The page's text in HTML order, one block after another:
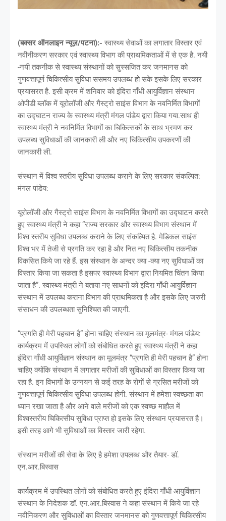
(बक्सर ऑनलाइन न्यूज़/पटना):- स्वास्थ्य सेवाओं का लगातार विस्तार एवं
नवीनीकरण सरकार एवं स्वास्थ्य विभाग की प्राथमिकताओं में से एक है. नयी
-नयी तकनीक से स्वास्थ्य संस्थानों को सुस्सजित कर जनमानस को
गुणवत्तापूर्ण चिकित्सीय सुविधा ससमय उपलब्ध हो सके इसके लिए सरकार
प्रयासरत है. इसी क्रम में शनिवार को इंदिरा गाँधी आयुर्विज्ञान संस्थान
ओपीडी ब्लॉक में यूरोलॉजी और गैस्ट्रो साइंस विभाग के नवनिर्मित विभागों
का उद्घाटन राज्य के स्वास्थ्य मंत्री मंगल पांडेय द्वारा किया गया.साथ ही
स्वास्थ्य मंत्री ने नवनिर्मित विभागों का चिकित्सकों के साथ भ्रमण कर
उपलब्ध सुविधाओं की जानकारी ली और नए चिकित्सीय उपकरणों की
जानकारी ली.
संस्थान में विश्व स्तरीय सुविधा उपलब्ध कराने के लिए सरकार संकल्पित:
मंगल पांडेय:
यूरोलॉजी और गैस्ट्रो साइंस विभाग के नवनिर्मित विभागों का उद्घाटन करते
हुए स्वास्थ्य मंत्री ने कहा “राज्य सरकार और स्वास्थ्य विभाग संस्थान में
विश्व स्तरीय सुविधा उपलब्ध कराने के लिए संकल्पित है. मेडिकल साइंस
विश्व भर में तेजी से प्रगति कर रहा है और नित नए चिकित्सीय तकनीक
विकसित किये जा रहे हैं. इस संस्थान के अन्दर क्या -क्या नए सुविधाओं का
विस्तार किया जा सकता है इसपर स्वास्थ्य विभाग द्वारा नियमित चिंतन किया
जाता है”. स्वास्थ्य मंत्री ने बताया नए साधनों को इंदिरा गाँधी आयुर्विज्ञान
संस्थान में उपलब्ध कराना विभाग की प्राथमिकता है और इसके लिए जरुरी
संसाधन की उपलब्धता सुनिश्चित की जाएगी.
“प्रगति ही मेरी पहचान है” होना चाहिए संस्थान का मूलमंत्र- मंगल पांडेय:
कार्यक्रम में उपस्थित लोगों को संबोधित करते हुए स्वास्थ्य मंत्री ने कहा
इंदिरा गाँधी आयुर्विज्ञान संस्थान का मूलमंत्र “प्रगति ही मेरी पहचान है” होना
चाहिए क्योंकि संस्थान में लगातार मरीजों की सुविधाओं का विस्तार किया जा
रहा है. इन विभागों के उन्नयन से कई तरह के रोगों से ग्रसित मरीजों को
गुणवत्तापूर्ण चिकित्सीय सुविधा उपलब्ध होगी. संस्थान में हमेशा स्वच्छता का
ध्यान रखा जाता है और आने वाले मरीजों को एक स्वच्छ माहौल में
विश्वस्तरीय चिकित्सीय सुविधा प्राप्त हो इसके लिए संस्थान प्रयासरत है।
इसी तरह आगे भी सुविधाओं का विस्तार जारी रहेगा.
संस्थान मरीजों की सेवा के लिए है हमेशा उपलब्ध और तैयार- डॉ.
एन.आर.बिस्वास
कार्यक्रम में उपस्थित लोगों को संबोधित करते हुए इंदिरा गाँधी आयुर्विज्ञान
संस्थान के निदेशक डॉ. एन.आर.बिस्वास ने कहा संस्थान में किये जा रहे
नवीनिकरण और सुविधाओं का विस्तार जनमानस को गुणवत्तापूर्ण चिकित्सीय